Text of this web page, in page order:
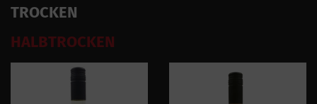
TROCKEN
HALBTROCKEN